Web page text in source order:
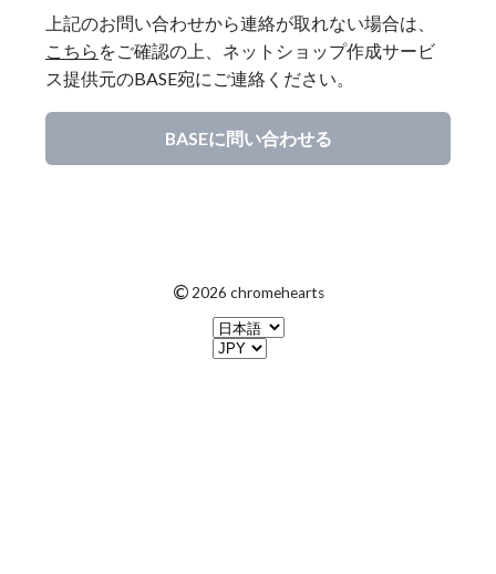
上記のお問い合わせから連絡が取れない場合は、
こちら をご確認の上、ネットショップ作成サービ
ス提供元のBASE宛にご連絡ください。
BASEに問い合わせる
© 2026 chromehearts